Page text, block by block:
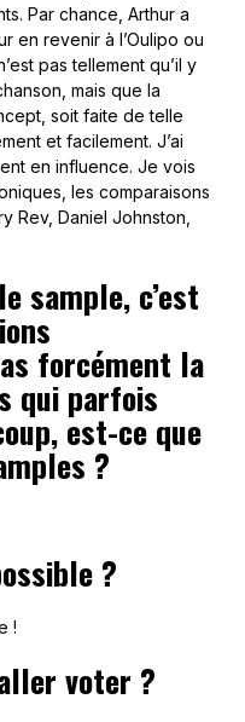
Par chance, Arthur a
en revenir à l’Oulipo ou
pas tellement qu’il y
mais que la
soit faite de telle
et facilement. J’ai
en influence. Je vois
les comparaisons
Rev, Daniel Johnston,
sample, c’est
forcément la
qui parfois
est-ce que
?
?
!
voter ?